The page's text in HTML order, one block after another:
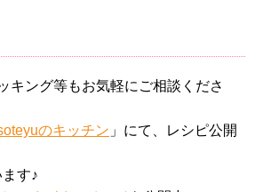
キング等もお気軽にご相談くださ
のキッチン 」にて、レシピ公開
す♪